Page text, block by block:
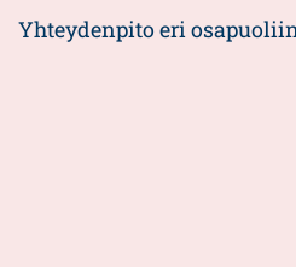
Yhteydenpito eri